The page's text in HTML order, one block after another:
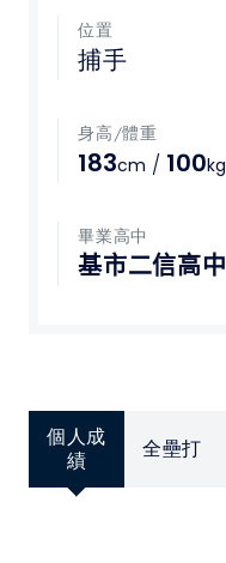
下載專區
聯絡我們
隱私權政策
LINK
教育部體育署
位置
捕手
身高/體重
183cm / 100kg
畢業高中
基市二信高中
個人成
績
全壘打